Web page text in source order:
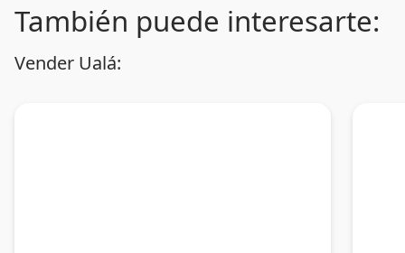
También puede interesarte:
Vender Ualá: